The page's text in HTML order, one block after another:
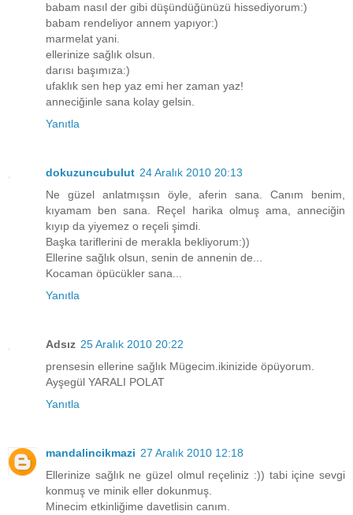
babam nasıl der gibi düşündüğünüzü hissediyorum:)
babam rendeliyor annem yapıyor:)
marmelat yani.
ellerinize sağlık olsun.
darısı başımıza:)
ufaklık sen hep yaz emi her zaman yaz!
anneciğinle sana kolay gelsin.
Yanıtla
dokuzuncubulut 24 Aralık 2010 20:13
Ne güzel anlatmışsın öyle, aferin sana. Canım benim,
kıyamam ben sana. Reçel harika olmuş ama, anneciğin
kıyıp da yiyemez o reçeli şimdi.
Başka tariflerini de merakla bekliyorum:))
Ellerine sağlık olsun, senin de annenin de...
Kocaman öpücükler sana...
Yanıtla
Adsız 25 Aralık 2010 20:22
prensesin ellerine sağlık Mügecim.ikinizide öpüyorum.
Ayşegül YARALI POLAT
Yanıtla
mandalincikmazi 27 Aralık 2010 12:18
Ellerinize sağlık ne güzel olmul reçeliniz :)) tabi içine sevgi
konmuş ve minik eller dokunmuş.
Minecim etkinliğime davetlisin canım.